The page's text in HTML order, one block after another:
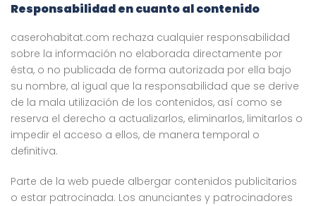
Responsabilidad en cuanto al contenido
caserohabitat.com rechaza cualquier responsabilidad
sobre la información no elaborada directamente por
ésta, o no publicada de forma autorizada por ella bajo
su nombre, al igual que la responsabilidad que se derive
de la mala utilización de los contenidos, así como se
reserva el derecho a actualizarlos, eliminarlos, limitarlos o
impedir el acceso a ellos, de manera temporal o
definitiva.
Parte de la web puede albergar contenidos publicitarios
o estar patrocinada. Los anunciantes y patrocinadores